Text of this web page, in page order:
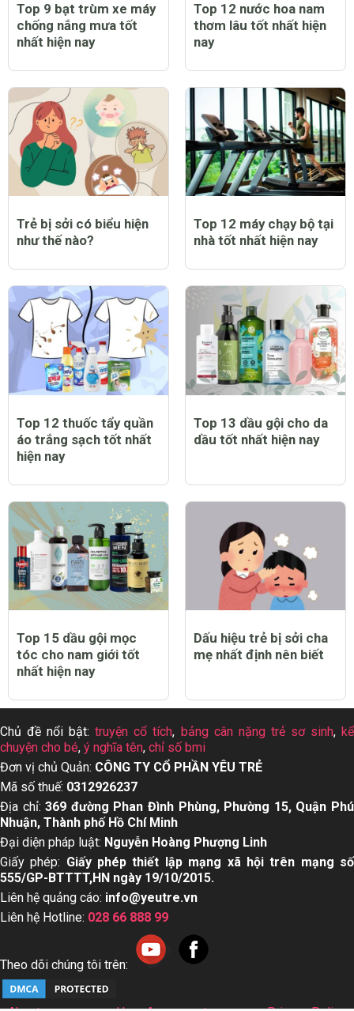
Top 9 bạt trùm xe máy
chống nắng mưa tốt
nhất hiện nay
Top 12 nước hoa nam
thơm lâu tốt nhất hiện
nay
Trẻ bị sởi có biểu hiện
như thế nào?
Top 12 máy chạy bộ tại
nhà tốt nhất hiện nay
Top 12 thuốc tẩy quần
áo trắng sạch tốt nhất
hiện nay
Top 13 dầu gội cho da
dầu tốt nhất hiện nay
Top 15 dầu gội mọc
tóc cho nam giới tốt
nhất hiện nay
Dấu hiệu trẻ bị sởi cha
mẹ nhất định nên biết
Chủ đề nổi bật:truyện cổ tích, bảng cân nặng trẻ sơ sinh, kể
chuyện cho bé, ý nghĩa tên, chỉ số bmi
Đơn vị chủ Quản: CÔNG TY CỔ PHẦN YÊU TRẺ
Mã số thuế: 0312926237
Địa chỉ:369 đường Phan Đình Phùng, Phường 15, Quận Phú
Nhuận, Thành phố Hồ Chí Minh
Đại diện pháp luật: Nguyễn Hoàng Phượng Linh
Giấy phép: Giấy phép thiết lập mạng xã hội trên mạng số
555/GP-BTTTT,HN ngày 19/10/2015.
Liên hệ quảng cáo: info@yeutre.vn
Liên hệ Hotline: 028 66 888 99
Theo dõi chúng tôi trên: